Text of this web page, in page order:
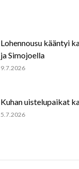
Lohennousu kääntyi
ja Simojoella
9.7.2026
Kuhan uistelupaikat
5.7.2026